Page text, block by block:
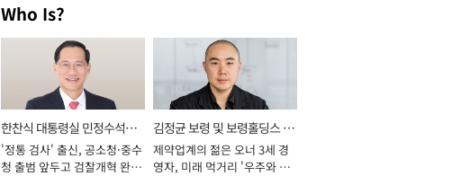
Who Is?
한찬식 대통령실 민정수석비
서관
'정통 검사' 출신, 공소청·중수
청 출범 앞두고 검찰개혁 완수
김정균 보령 및 보령홀딩스 대
표이사 사장
제약업계의 젊은 오너 3세 경
영자, 미래 먹거리 '우주와 헬